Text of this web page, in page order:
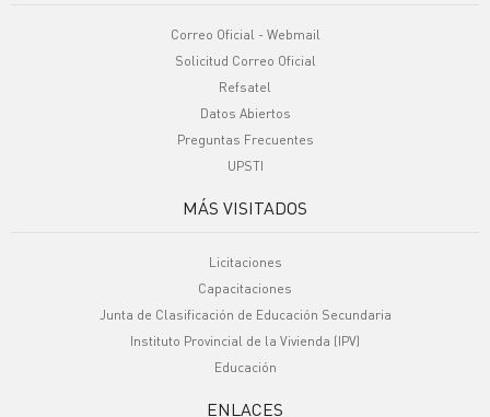
Correo Oficial - Webmail
Solicitud Correo Oficial
Refsatel
Datos Abiertos
Preguntas Frecuentes
UPSTI
MÁS VISITADOS
Licitaciones
Capacitaciones
Junta de Clasificación de Educación Secundaria
Instituto Provincial de la Vivienda (IPV)
Educación
ENLACES